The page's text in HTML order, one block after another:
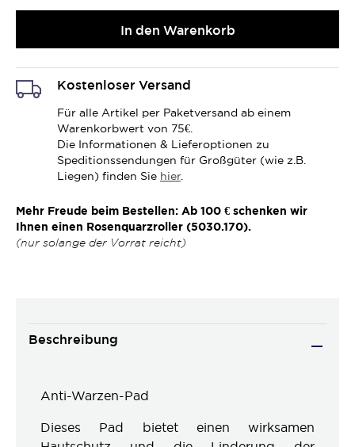
In den Warenkorb
Kostenloser Versand
Für alle Artikel per Paketversand ab einem
Warenkorbwert von 75€.
Die Informationen & Lieferoptionen zu
Speditionssendungen für Großgüter (wie z.B.
Liegen) finden Sie hier.
Mehr Freude beim Bestellen: Ab 100 € schenken wir
Ihnen einen Rosenquarzroller (5030.170).
(nur solange der Vorrat reicht)
Beschreibung
Anti-Warzen-Pad
Dieses Pad bietet einen wirksamen